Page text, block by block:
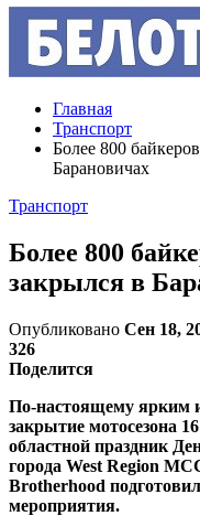
Главная
Транспорт
Более 800
Барановичах
Транспорт
Более 800
закрылся в
Опубликовано Сен 18,
326
Поделится
По-настоящему ярким
закрытие мотосезона
областной праздник
города West Region
Brotherhood
мероприятия.